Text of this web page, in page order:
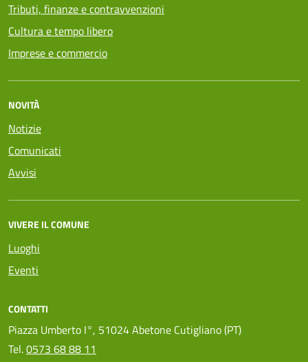
Tributi, finanze e contravvenzioni
Cultura e tempo libero
Imprese e commercio
NOVITÀ
Notizie
Comunicati
Avvisi
VIVERE IL COMUNE
Luoghi
Eventi
CONTATTI
Piazza Umberto I°, 51024 Abetone Cutigliano (PT)
Tel.0573 68 88 11